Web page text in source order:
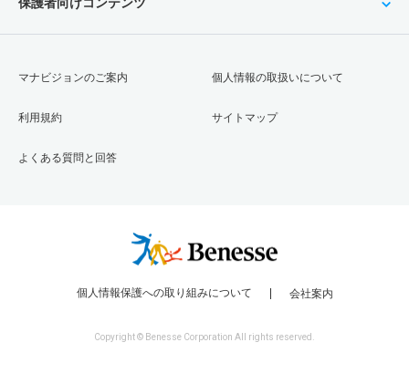
マナビジョンのご案内
利用規約
よくある質問と回答
個人情報の取扱いについて
サイトマップ
個人情報保護への取り組みについて 会社案内
Copyright © Benesse Corporation All rights reserved.